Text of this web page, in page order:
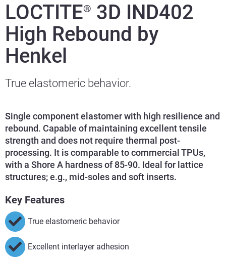
LOCTITE® 3D IND402
High Rebound by
Henkel
True elastomeric behavior.
Single component elastomer with high resilience and
rebound. Capable of maintaining excellent tensile
strength and does not require thermal post-
processing. It is comparable to commercial TPUs,
with a Shore A hardness of 85-90. Ideal for lattice
structures; e.g., mid-soles and soft inserts.
Key Features
True elastomeric behavior
Excellent interlayer adhesion